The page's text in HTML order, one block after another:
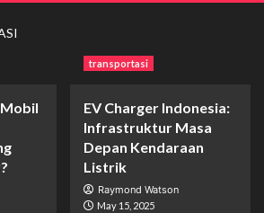
transportasi
EV Charger Indonesia:
Infrastruktur Masa
Depan Kendaraan
Listrik
Raymond Watson
May 15, 2025